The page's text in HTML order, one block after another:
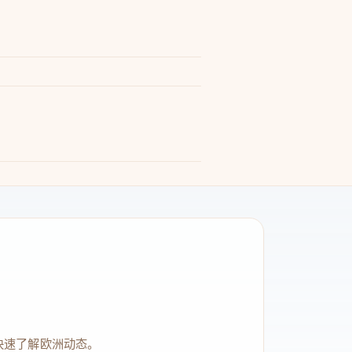
了解欧洲动态。